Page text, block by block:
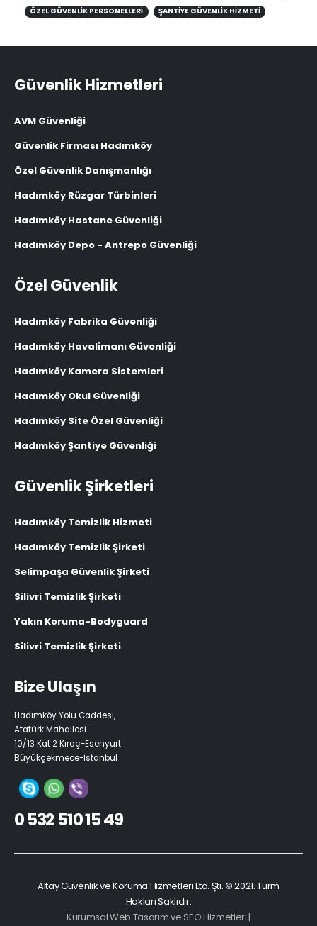
ÖZEL GÜVENLIK PERSONELLERI
ŞANTIYE GÜVENLIK HIZMETI
Güvenlik Hizmetleri
AVM Güvenliği
Güvenlik Firması Hadımköy
Özel Güvenlik Danışmanlığı
Hadımköy Rüzgar Türbinleri
Hadımköy Hastane Güvenliği
Hadımköy Depo - Antrepo Güvenliği
Özel Güvenlik
Hadımköy Fabrika Güvenliği
Hadımköy Havalimanı Güvenliği
Hadımköy Kamera Sistemleri
Hadımköy Okul Güvenliği
Hadımköy Site Özel Güvenliği
Hadımköy Şantiye Güvenliği
Güvenlik Şirketleri
Hadımköy Temizlik Hizmeti
Hadımköy Temizlik Şirketi
Selimpaşa Güvenlik Şirketi
Silivri Temizlik Şirketi
Yakın Koruma-Bodyguard
Silivri Temizlik Şirketi
Bize Ulaşın
Hadımköy Yolu Caddesi,
Atatürk Mahallesi
10/13 Kat 2 Kıraç-Esenyurt
Büyükçekmece-İstanbul
0 532 510 15 49
Altay Güvenlik ve Koruma Hizmetleri Ltd. Şti. © 2021. Türm
Hakları Saklıdır.
Kurumsal Web Tasarım ve SEO Hizmetleri |